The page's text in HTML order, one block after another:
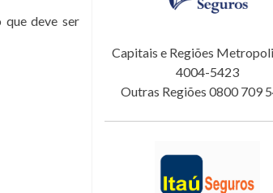
que deve ser
Capitais e Regiões
4004-5423
Outras Regiões 0800 709